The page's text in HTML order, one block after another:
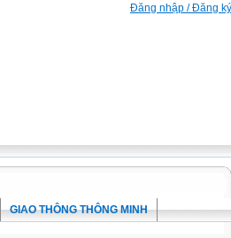
Đăng nhập / Đăng ký
GIAO THÔNG THÔNG MINH